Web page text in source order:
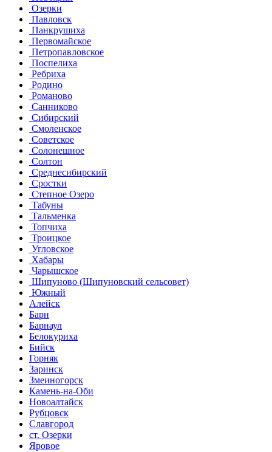
Озерки
Павловск
Панкрушиха
Первомайское
Петропавловское
Поспелиха
Ребриха
Родино
Романово
Санниково
Сибирский
Смоленское
Советское
Солонешное
Солтон
Среднесибирский
Сростки
Степное Озеро
Табуны
Тальменка
Топчиха
Троицкое
Угловское
Хабары
Чарышское
Шипуново (Шипуновский сельсовет)
Южный
Алейск
Барн
Барнаул
Белокуриха
Бийск
Горняк
Заринск
Змеиногорск
Камень-на-Оби
Новоалтайск
Рубцовск
Славгород
ст. Озерки
Яровое